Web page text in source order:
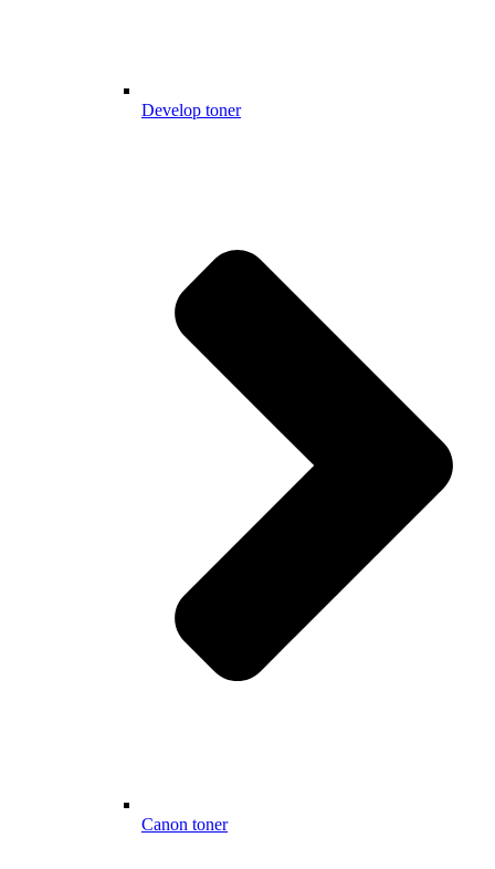
Develop toner
Canon toner